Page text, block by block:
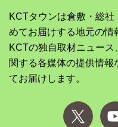
KCTタウンは倉敷・総
めてお届けする地元の情
KCTの独自取材ニュー
関する各媒体の提供情報
てお届けします。